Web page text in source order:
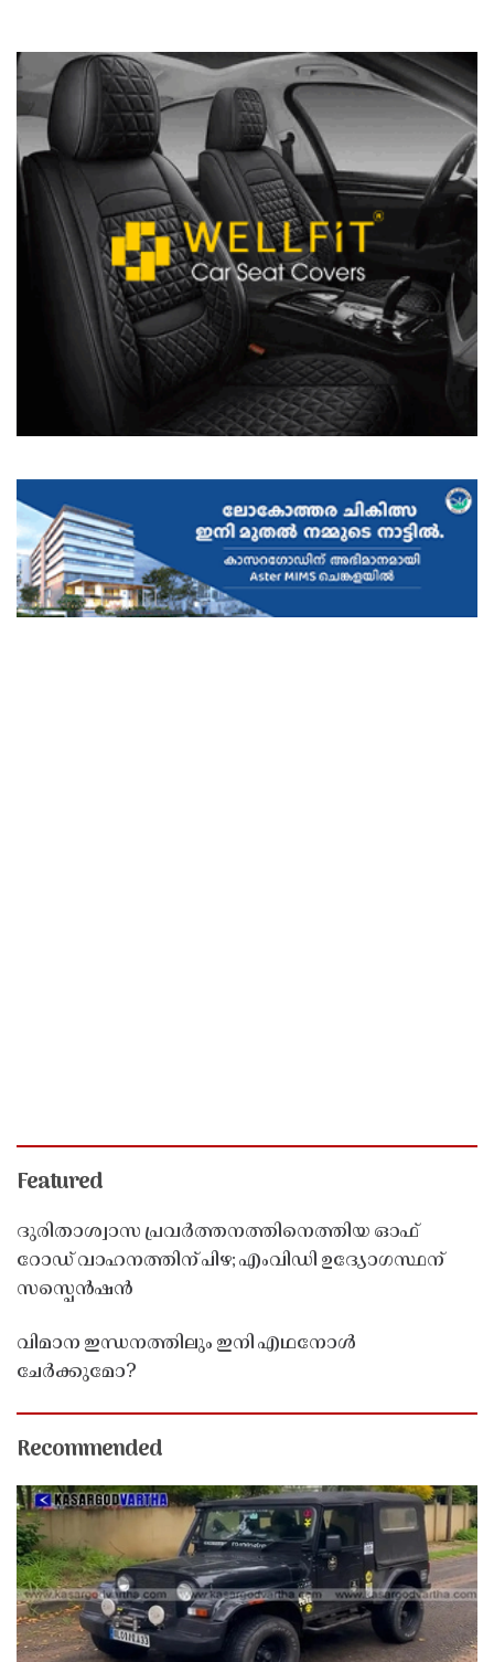
Featured
ദുരിതാശ്വാസ പ്രവർത്തനത്തിനെത്തിയ ഓഫ്
റോഡ് വാഹനത്തിന് പിഴ; എംവിഡി ഉദ്യോഗസ്ഥന്
സസ്പെൻഷൻ
വിമാന ഇന്ധനത്തിലും ഇനി എഥനോൾ
ചേർക്കുമോ?
Recommended